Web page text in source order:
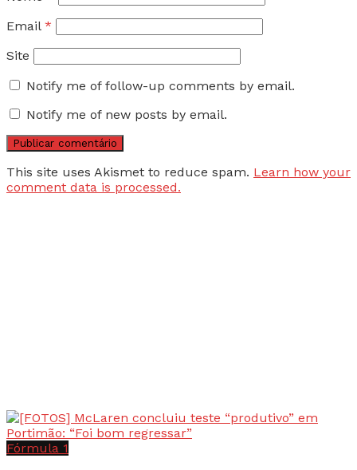
Email *
Site
Notify me of follow-up comments by email.
Notify me of new posts by email.
This site uses Akismet to reduce spam. Learn how your
comment data is processed.
Fórmula 1